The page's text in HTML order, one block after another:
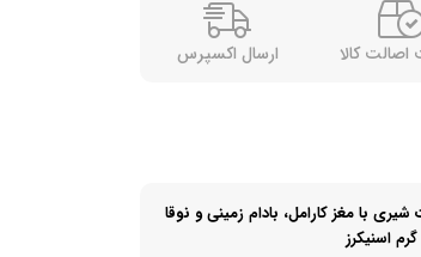
کالا ارسال اکسپرس
با مغز کارامل، بادام زمینی و نوقا